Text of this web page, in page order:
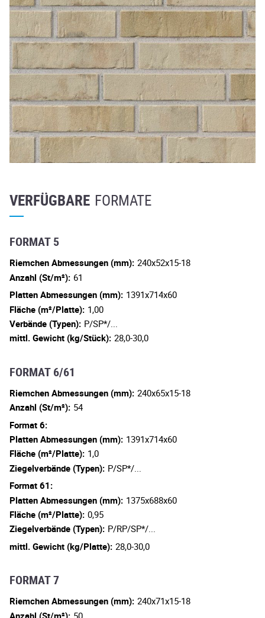
VERFÜGBARE FORMATE
FORMAT 5
Riemchen Abmessungen (mm): 240x52x15-18
Anzahl (St/m²): 61
Platten Abmessungen (mm): 1391x714x60
Fläche (m²/Platte): 1,00
Verbände (Typen): P/SP*/...
mittl. Gewicht (kg/Stück): 28,0-30,0
FORMAT 6/61
Riemchen Abmessungen (mm): 240x65x15-18
Anzahl (St/m²): 54
Format 6:
Platten Abmessungen (mm): 1391x714x60
Fläche (m²/Platte): 1,0
Ziegelverbände (Typen): P/SP*/...
Format 61:
Platten Abmessungen (mm): 1375x688x60
Fläche (m²/Platte): 0,95
Ziegelverbände (Typen): P/RP/SP*/...
mittl. Gewicht (kg/Platte): 28,0-30,0
FORMAT 7
Riemchen Abmessungen (mm): 240x71x15-18
Anzahl (St/m²): 50